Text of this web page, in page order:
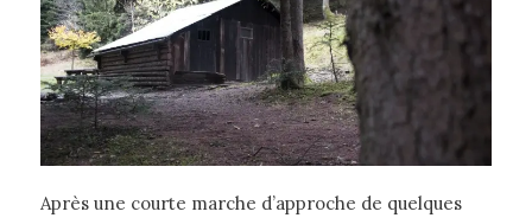
Après une courte marche d’approche de quelques